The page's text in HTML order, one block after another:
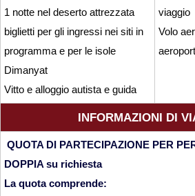
1 notte nel deserto attrezzata
biglietti per gli ingressi nei siti in
programma e per le isole
Dimanyat
Vitto e alloggio autista e guida
viaggio
Volo
INFORMAZIONI DI
QUOTA DI PARTECIPAZIONE PER
DOPPIA su richiesta
La quota comprende: